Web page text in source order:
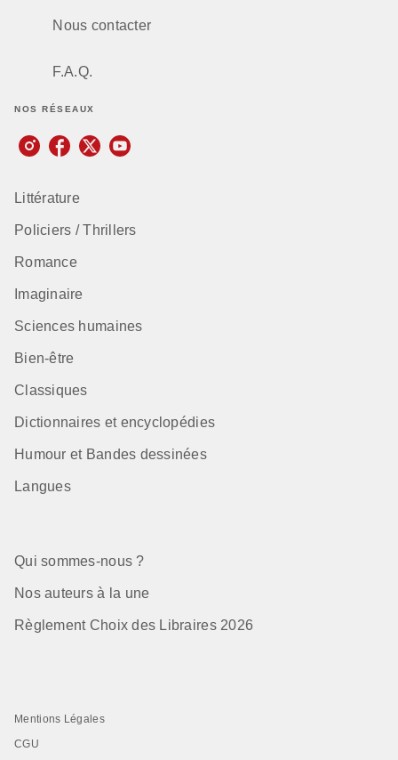
Nous contacter
F.A.Q.
NOS RÉSEAUX
Littérature
Policiers / Thrillers
Romance
Imaginaire
Sciences humaines
Bien-être
Classiques
Dictionnaires et encyclopédies
Humour et Bandes dessinées
Langues
Qui sommes-nous ?
Nos auteurs à la une
Règlement Choix des Libraires 2026
Mentions Légales
CGU